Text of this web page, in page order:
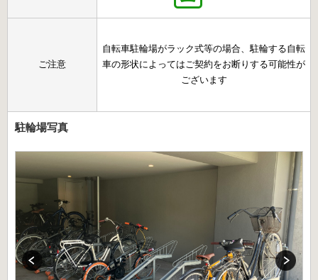
ご注意
自転車駐輪場がラック式等の場合、駐輪する自転
車の形状によってはご契約をお断りする可能性が
ございます
駐輪場写真